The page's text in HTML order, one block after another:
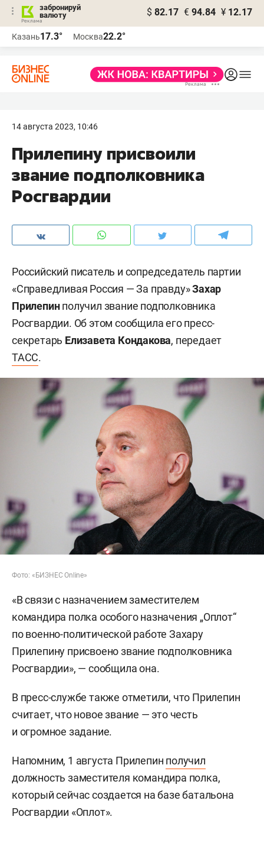
забронируй
валюту
$ 82.17 € 94.84 ¥ 12.17
Казань17.3° Москва22.2°
14 августа 2023, 10:46
Прилепину присвоили
звание подполковника
Росгвардии
Российский писатель и сопредседатель партии
«Справедливая Россия — За правду»Захар
Прилепинполучил звание подполковника
Росгвардии. Об этом сообщила его пресс-
секретарь Елизавета Кондакова, передает
ТАСС.
Фото: «БИЗНЕС Online»
«В связи с назначением заместителем
командира полка особого назначения „Оплот“
по военно-политической работе Захару
Прилепину присвоено звание подполковника
Росгвардии», — сообщила она.
В пресс-службе также отметили, что Прилепин
считает, что новое звание — это честь
и огромное задание.
Напомним, 1 августа Прилепин получил
должность заместителя командира полка,
который сейчас создается на базе батальона
Росгвардии «Оплот».